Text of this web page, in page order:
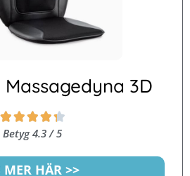
3D

Betygsatt
5
Betyg 4.3 / 5
MER HÄR >>